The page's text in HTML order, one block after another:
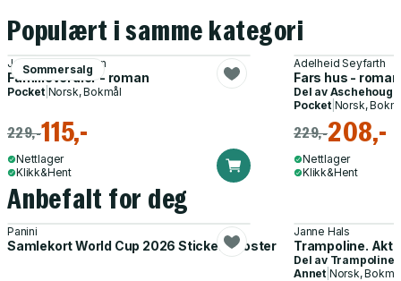
Populært i samme kategori
Sommersalg
Jens M. Johansson
Familieverdier - roman
Pocket| Norsk, Bokmål
229,-115,-
Nettlager
Klikk&Hent
Adelheid Seyfarth
Fars hus - roman
Del av Aschehoug
Pocket| Norsk,
229,-208,-
Nettlager
Klikk&Hent
Anbefalt for deg
Panini
Samlekort World Cup 2026 Sticker Booster
Janne Hals
Trampoline.
Del av Trampoline
Annet| Norsk,